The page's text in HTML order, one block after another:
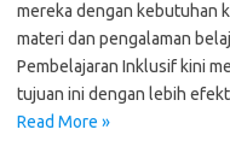
mereka dengan kebutuhan
materi dan pengalaman
Pembelajaran Inklusif kini
tujuan ini dengan lebih
Read More »